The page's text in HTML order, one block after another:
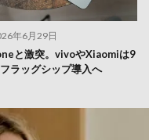
年6月29日
と激突。vivoやXiaomiは9
ラッグシップ導入へ